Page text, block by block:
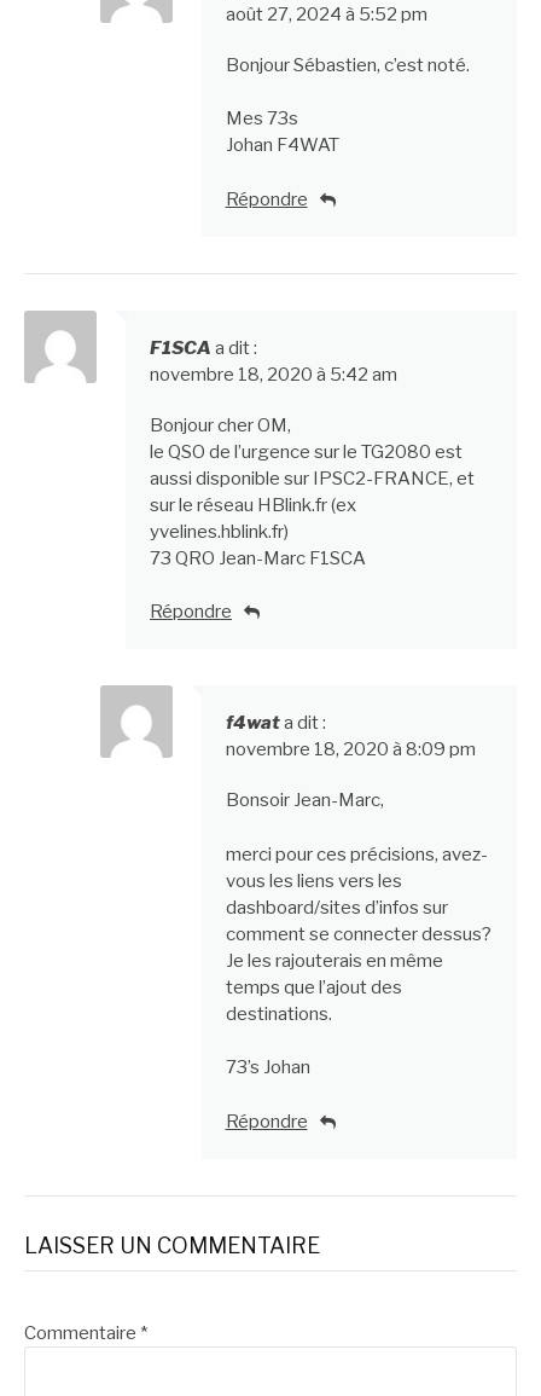
août 27, 2024 à 5:52 pm
Bonjour Sébastien, c’est noté.
Mes 73s
Johan F4WAT
Répondre
F1SCA a dit :
novembre 18, 2020 à 5:42 am
Bonjour cher OM,
le QSO de l’urgence sur le TG2080 est
aussi disponible sur IPSC2-FRANCE, et
sur le réseau HBlink.fr (ex
yvelines.hblink.fr)
73 QRO Jean-Marc F1SCA
Répondre
f4wata dit :
novembre 18, 2020 à 8:09 pm
Bonsoir Jean-Marc,
merci pour ces précisions, avez-
vous les liens vers les
dashboard/sites d’infos sur
comment se connecter dessus?
Je les rajouterais en même
temps que l’ajout des
destinations.
73’s Johan
Répondre
LAISSER UN COMMENTAIRE
Commentaire *